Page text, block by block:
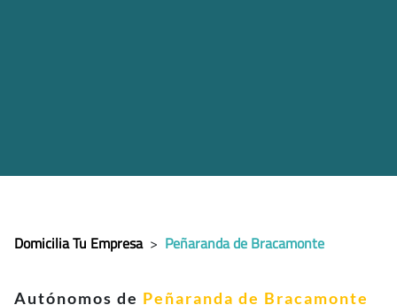
Domicilia Tu Empresa > Peñaranda de Bracamonte
Autónomos de Peñaranda de Bracamonte